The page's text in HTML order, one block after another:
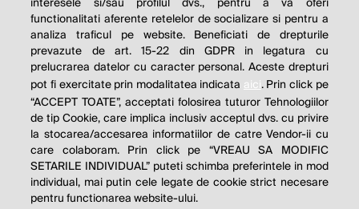
functionalitati aferente retelelor de socializare si pentru a
analiza traficul pe website. Beneficiati de drepturile
prevazute de art. 15-22 din GDPR in legatura cu
prelucrarea datelor cu caracter personal. Aceste drepturi
pot fi exercitate prin modalitatea indicata aici. Prin click pe
“ACCEPT TOATE”, acceptati folosirea tuturor Tehnologiilor
de tip Cookie, care implica inclusiv acceptul dvs. cu privire
la stocarea/accesarea informatiilor de catre Vendor-ii cu
care colaboram. Prin click pe “VREAU SA MODIFIC
SETARILE INDIVIDUAL” puteti schimba preferintele in mod
individual, mai putin cele legate de cookie strict necesare
pentru functionarea website-ului.